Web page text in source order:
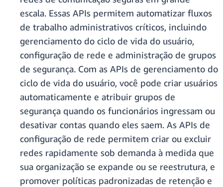
escala. Essas APIs permitem automatizar fluxos
de trabalho administrativos críticos, incluindo
gerenciamento do ciclo de vida do usuário,
configuração de rede e administração de grupos
de segurança. Com as APIs de gerenciamento do
ciclo de vida do usuário, você pode criar usuários
automaticamente e atribuir grupos de
segurança quando os funcionários ingressam ou
desativar contas quando eles saem. As APIs de
configuração de rede permitem criar ou excluir
redes rapidamente sob demanda à medida que
sua organização se expande ou se reestrutura, e
promover políticas padronizadas de retenção e